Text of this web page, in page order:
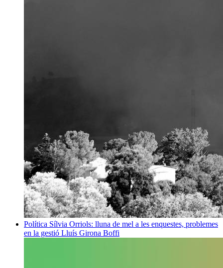
Política Sílvia Orriols: lluna de mel a les enquestes, problemes
en la gestió Lluís Girona Boffi